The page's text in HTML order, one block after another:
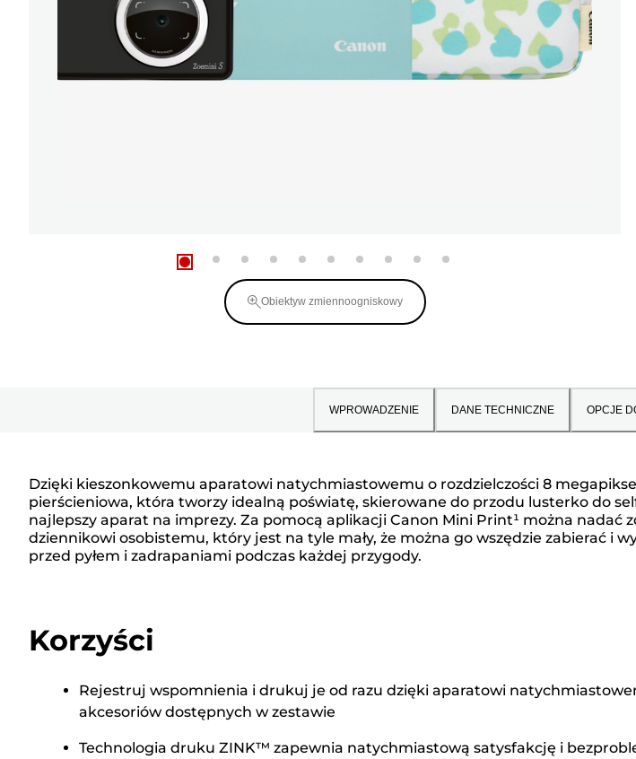
Obiektyw zmiennoogniskowy
WPROWADZENIE DANE TECHNICZNE OPCJE
Dzięki kieszonkowemu aparatowi natychmiastowemu o rozdzielczości 8
pierścieniowa, która tworzy idealną poświatę, skierowane do przodu lusterko do
najlepszy aparat na imprezy. Za pomocą aplikacji Canon Mini Print¹ można
dziennikowi osobistemu, który jest na tyle mały, że można go wszędzie zabierać i
przed pyłem i zadrapaniami podczas każdej przygody.
Korzyści
Rejestruj wspomnienia i drukuj je od razu dzięki aparatowi
akcesoriów dostępnych w zestawie
Technologia druku ZINK™ zapewnia natychmiastową satysfakcję i